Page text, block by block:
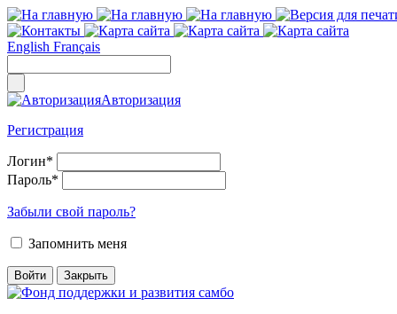
English Français
Авторизация
Регистрация
Логин*
Пароль*
Забыли свой пароль?
Запомнить меня